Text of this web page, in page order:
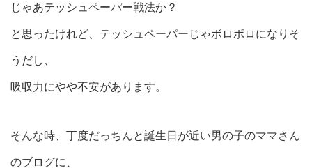
じゃあテッシュペーパー戦法か？
と思ったけれど、テッシュペーパーじゃボロボロになりそ
うだし、
吸収力にやや不安があります。
そんな時、丁度だっちんと誕生日が近い男の子のママさん
のブログに、